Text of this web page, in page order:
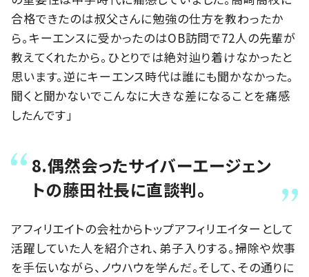
合格できたのは叔父さんに勉強の仕方を教わったか
ら。キーエンスに受かったのはOB訪問で72人の先輩が
教えてくれたから。ひとりでは絶対辿り着けなかったと
思います。逆にキーエンス時代は誰にも聞かなかった。
聞くと聞かないでこんなに大きな差になることを痛感
したんです」
8.偶然会ったサイバーエージェン
トの藤田社長に直談判。
アフィリエイトの会社からトップアフィリエイターとして
活躍していた人を紹介され、弟子入りする。掃除や炊事
を手伝いながら、ノウハウを学んだ。そして、その通りに